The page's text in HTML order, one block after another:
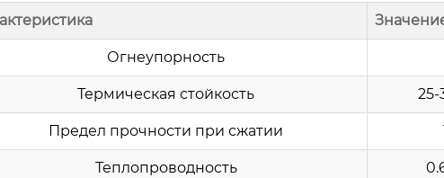
Огнеупорность
Термическая стойкость 25-
Предел прочности при сжатии
Теплопроводность